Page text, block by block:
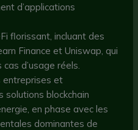
d’applications
florissant, incluant des
Finance et Uniswap, qui
d’usage réels.
entreprises et
solutions blockchain
en phase avec les
dominantes de